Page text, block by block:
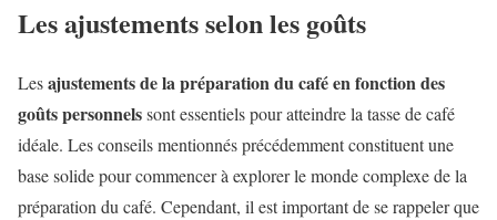
Les ajustements selon les goûts
Lesajustements de la préparation du café en fonction des
goûts personnelssont essentiels pour atteindre la tasse de café
idéale. Les conseils mentionnés précédemment constituent une
base solide pour commencer à explorer le monde complexe de la
préparation du café. Cependant, il est important de se rappeler que